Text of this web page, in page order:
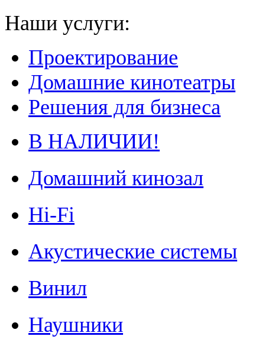
Наши услуги:
Проектирование
Домашние кинотеатры
Решения для бизнеса
В НАЛИЧИИ!
Домашний кинозал
Hi-Fi
Акустические системы
Винил
Наушники